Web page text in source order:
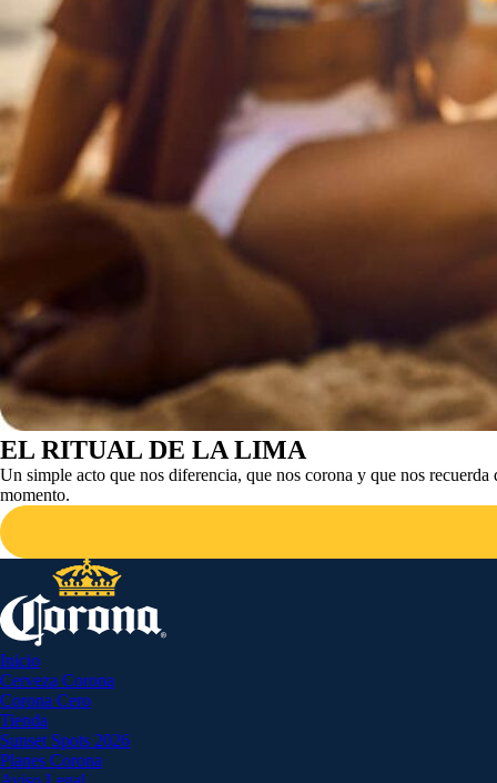
EL RITUAL DE LA LIMA
Un simple acto que nos diferencia, que nos corona y que nos
momento.
Inicio
Cerveza Corona
Corona Cero
Tienda
Sunset Spots 2026
Planes Corona